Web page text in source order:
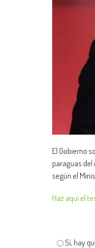
El Gobierno
paraguas del
según el
Haz aquí el
Sí, hay